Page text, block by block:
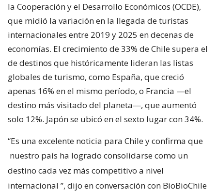
la Cooperación y el Desarrollo Económicos (OCDE),
que midió la variación en la llegada de turistas
internacionales entre 2019 y 2025 en decenas de
economías. El crecimiento de 33% de Chile supera el
de destinos que históricamente lideran las listas
globales de turismo, como España, que creció
apenas 16% en el mismo período, o Francia —el
destino más visitado del planeta—, que aumentó
solo 12%. Japón se ubicó en el sexto lugar con 34%.
“Es una excelente noticia para Chile y confirma que
nuestro país ha logrado consolidarse como un
destino cada vez más competitivo a nivel
internacional ”, dijo en conversación con BioBioChile